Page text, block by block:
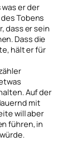
er der
Tobens
dass er sein
Dass die
hält er für
Auf der
mit
will aber
führen, in